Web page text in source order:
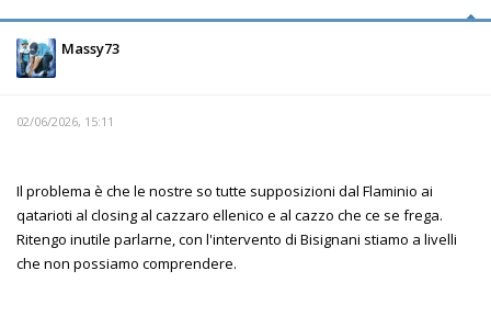
Massy73
02/06/2026, 15:11
Il problema è che le nostre so tutte supposizioni dal Flaminio ai
qatarioti al closing al cazzaro ellenico e al cazzo che ce se frega.
Ritengo inutile parlarne, con l'intervento di Bisignani stiamo a livelli
che non possiamo comprendere.